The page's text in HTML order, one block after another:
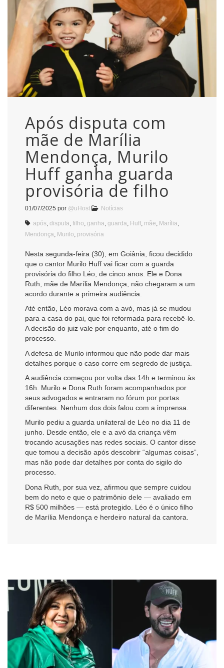
Após disputa com
mãe de Marília
Mendonça, Murilo
Huff ganha guarda
provisória de filho
01/07/2025 por @uHost Notícias
após disputa filho ganha guarda Huff mãe Marília
Mendonça Murilo provisória
Nesta segunda-feira (30), em Goiânia, ficou decidido
que o cantor Murilo Huff vai ficar com a guarda
provisória do filho Léo, de cinco anos. Ele e Dona
Ruth, mãe de Marília Mendonça, não chegaram a um
acordo durante a primeira audiência.
Até então, Léo morava com a avó, mas já se mudou
para a casa do pai, que foi reformada para recebê-lo.
A decisão do juiz vale por enquanto, até o fim do
processo.
A defesa de Murilo informou que não pode dar mais
detalhes porque o caso corre em segredo de justiça.
A audiência começou por volta das 14h e terminou às
16h. Murilo e Dona Ruth foram acompanhados por
seus advogados e entraram no fórum por portas
diferentes. Nenhum dos dois falou com a imprensa.
Murilo pediu a guarda unilateral de Léo no dia 11 de
junho. Desde então, ele e a avó da criança vêm
trocando acusações nas redes sociais. O cantor disse
que tomou a decisão após descobrir “algumas coisas”,
mas não pode dar detalhes por conta do sigilo do
processo.
Dona Ruth, por sua vez, afirmou que sempre cuidou
bem do neto e que o patrimônio dele — avaliado em
R$ 500 milhões — está protegido. Léo é o único filho
de Marília Mendonça e herdeiro natural da cantora.